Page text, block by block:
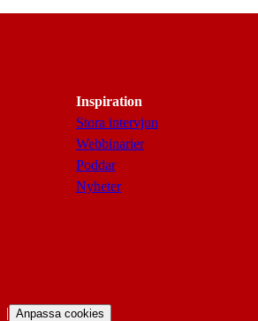
Inspiration
Stora intervjun
Webbinarier
Poddar
Nyheter
Anpassa cookies